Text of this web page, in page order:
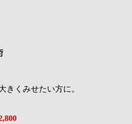
きくみせたい方に。